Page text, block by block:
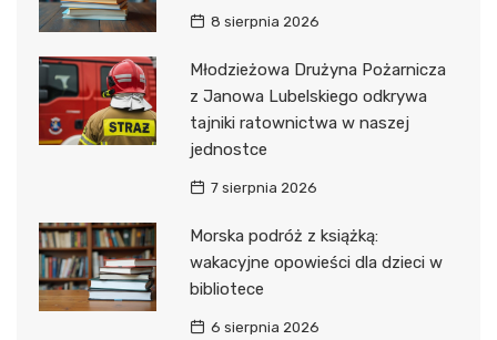
8 sierpnia 2026
Młodzieżowa Drużyna Pożarnicza
z Janowa Lubelskiego odkrywa
tajniki ratownictwa w naszej
jednostce
7 sierpnia 2026
Morska podróż z książką:
wakacyjne opowieści dla dzieci w
bibliotece
6 sierpnia 2026